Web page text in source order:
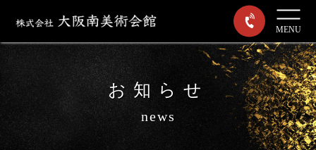
MENU
お知らせ
news